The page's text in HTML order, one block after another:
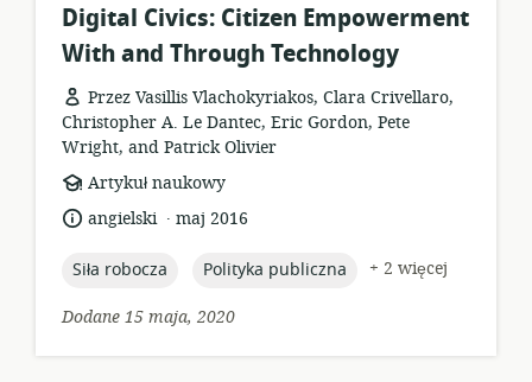
Digital Civics: Citizen Empowerment
With and Through Technology
Przez Vasillis Vlachokyriakos, Clara Crivellaro,
Christopher A. Le Dantec, Eric Gordon, Pete
Wright, and Patrick Olivier
format
zasobów:
Artykuł naukowy
język:angielski .
datamaj 2016
topic:
Siła robocza topic:
Polityka publiczna
+ 2 więcej
Dodane 15 maja, 2020